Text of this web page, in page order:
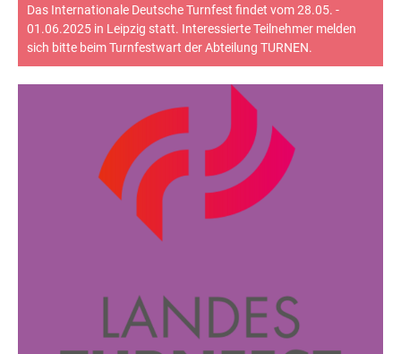
Das Internationale Deutsche Turnfest findet vom 28.05. -
01.06.2025 in Leipzig statt. Interessierte Teilnehmer melden
sich bitte beim Turnfestwart der Abteilung TURNEN.